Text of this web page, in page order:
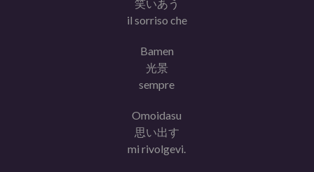
笑いあう
il sorriso che
Bamen
光景
sempre
Omoidasu
思い出す
mi rivolgevi.